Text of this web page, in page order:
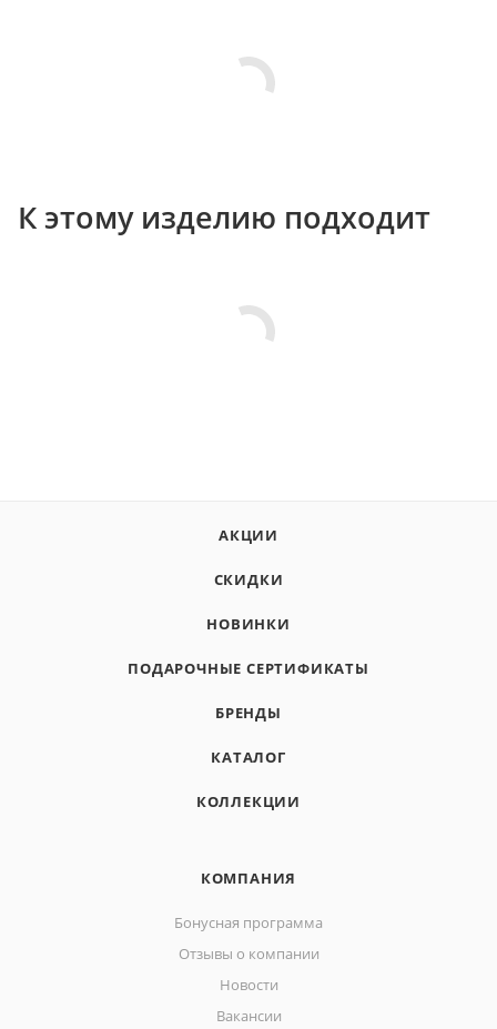
К этому изделию подходит
АКЦИИ
СКИДКИ
НОВИНКИ
ПОДАРОЧНЫЕ СЕРТИФИКАТЫ
БРЕНДЫ
КАТАЛОГ
КОЛЛЕКЦИИ
КОМПАНИЯ
Бонусная программа
Отзывы о компании
Новости
Вакансии